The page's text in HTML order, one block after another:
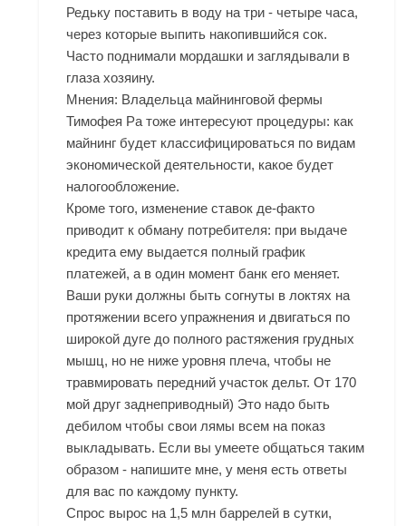
Редьку поставить в воду на три - четыре часа,
через которые выпить накопившийся сок.
Часто поднимали мордашки и заглядывали в
глаза хозяину.
Мнения: Владельца майнинговой фермы
Тимофея Ра тоже интересуют процедуры: как
майнинг будет классифицироваться по видам
экономической деятельности, какое будет
налогообложение.
Кроме того, изменение ставок де-факто
приводит к обману потребителя: при выдаче
кредита ему выдается полный график
платежей, а в один момент банк его меняет.
Ваши руки должны быть согнуты в локтях на
протяжении всего упражнения и двигаться по
широкой дуге до полного растяжения грудных
мышц, но не ниже уровня плеча, чтобы не
травмировать передний участок дельт. От 170
мой друг заднеприводный) Это надо быть
дебилом чтобы свои лямы всем на показ
выкладывать. Если вы умеете общаться таким
образом - напишите мне, у меня есть ответы
для вас по каждому пункту.
Спрос вырос на 1,5 млн баррелей в сутки,